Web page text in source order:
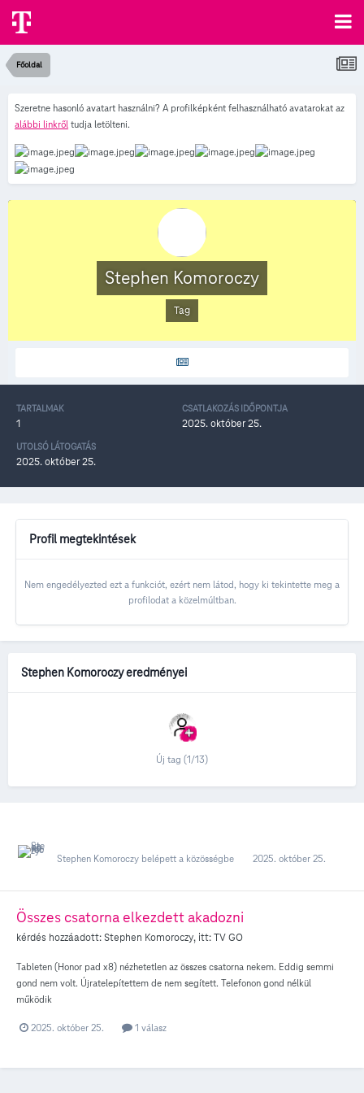
Főoldal
Szeretne hasonló avatart használni? A profilképként felhasználható avatarokat az
alábbi linkről tudja letölteni.
Stephen Komoroczy
Tag
TARTALMAK
1
CSATLAKOZÁS IDŐPONTJA
2025. október 25.
UTOLSÓ LÁTOGATÁS
2025. október 25.
Profil megtekintések
Nem engedélyezted ezt a funkciót, ezért nem látod, hogy ki tekintette meg a
profilodat a közelmúltban.
Stephen Komoroczy eredményei
Új tag (1/13)
Stephen Komoroczy belépett a közösségbe 2025. október 25.
Összes csatorna elkezdett akadozni
kérdés hozzáadott:Stephen Komoroczy, itt:TV GO
Tableten (Honor pad x8) nézhetetlen az összes csatorna nekem. Eddig semmi
gond nem volt. Újratelepítettem de nem segített. Telefonon gond nélkül
működik
2025. október 25. 1 válasz